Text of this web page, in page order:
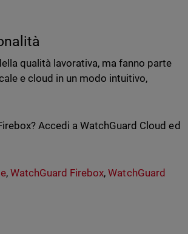
qualità lavorativa, ma fanno parte
e cloud in un modo intuitivo,
Accedi a WatchGuard Cloud ed
,WatchGuard Firebox,WatchGuard